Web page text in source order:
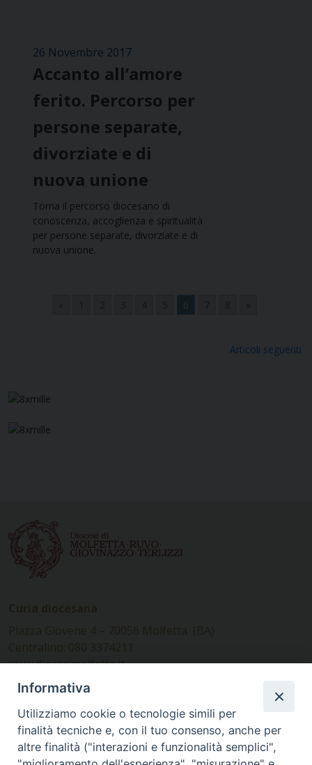
26 Novembre 2017
Accanto all’amore
ferito. Percorso per
persone separate,
divorziate e di
nuova unione
Torna il percorso diocesano di
conoscenza, accoglienza e spiritualità
per persone separate, divorziate e di
nuova unione.
6
Articoli seguenti
www.diocesimolfetta.it –
diocesimolfetta@pec.chiesacattolica.it
Ufficio Comunicazioni sociali
Piazza Giovene 4 – 70056 Molfetta (BA)
Informativa
Utilizziamo cookie o tecnologie simili per
finalità tecniche e, con il tuo consenso, anche per
altre finalità ("interazioni e funzionalità semplici",